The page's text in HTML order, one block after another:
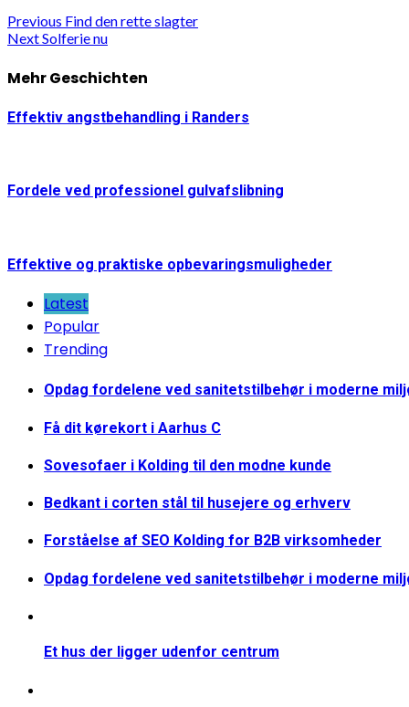
Continue
Previous Find den rette slagter
NextSolferie nu
Mehr Geschichten
Effektiv angstbehandling i Randers
Fordele ved professionel gulvafslibning
Effektive og praktiske opbevaringsmuligheder
Latest
Popular
Trending
Opdag fordelene ved sanitetstilbehør i moderne
Få dit kørekort i Aarhus C
Sovesofaer i Kolding til den modne kunde
Bedkant i corten stål til husejere og erhverv
Forståelse af SEO Kolding for B2B virksomheder
Opdag fordelene ved sanitetstilbehør i moderne
Et hus der ligger udenfor centrum